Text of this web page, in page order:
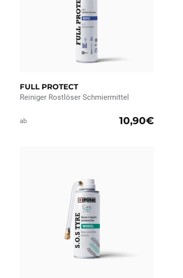
FULL PROTECT
Reiniger Rostlöser Schmiermittel
ab 10,90€